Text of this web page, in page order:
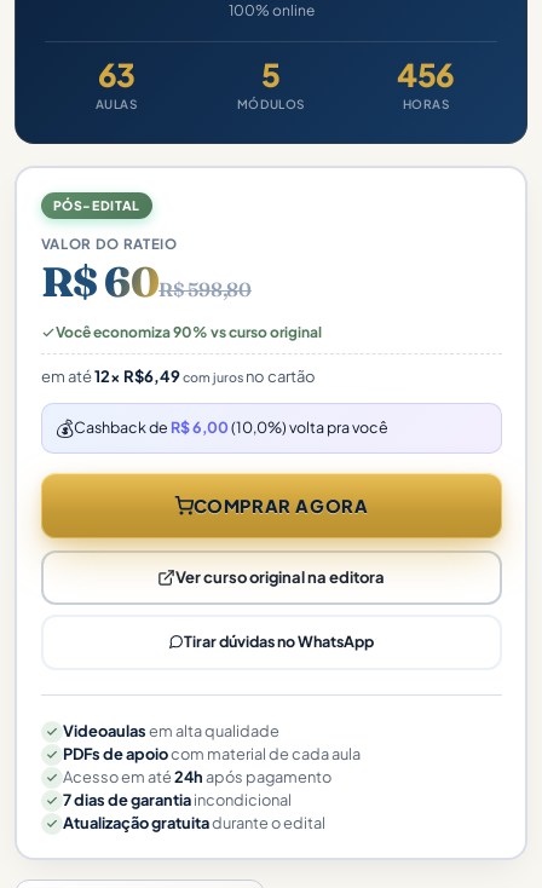
100% online
63
AULAS
5
MÓDULOS
456
HORAS
PÓS-EDITAL
VALOR DO RATEIO
R$ 60R$ 598,80
Você economiza 90% vs curso original
em até12× R$6,49com jurosno cartão
💰Cashback de R$ 6,00(10,0%) volta pra você
COMPRAR AGORA
Ver curso original na editora
Tirar dúvidas no WhatsApp
Videoaulasem alta qualidade
PDFs de apoiocom material de cada aula
Acesso em até24hapós pagamento
7 dias de garantiaincondicional
Atualização gratuitadurante o edital